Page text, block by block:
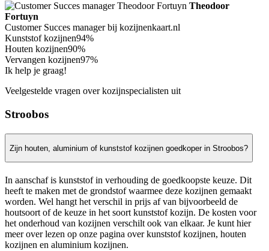
Theodoor
Fortuyn
Customer Succes manager bij kozijnenkaart.nl
Kunststof kozijnen94%
Houten kozijnen90%
Vervangen kozijnen97%
Ik help je graag!
Veelgestelde vragen over kozijnspecialisten uit
Stroobos
Zijn houten, aluminium of kunststof kozijnen goedkoper in Stroobos?
In aanschaf is kunststof in verhouding de goedkoopste keuze. Dit
heeft te maken met de grondstof waarmee deze kozijnen gemaakt
worden. Wel hangt het verschil in prijs af van bijvoorbeeld de
houtsoort of de keuze in het soort kunststof kozijn. De kosten voor
het onderhoud van kozijnen verschilt ook van elkaar. Je kunt hier
meer over lezen op onze pagina over kunststof kozijnen, houten
kozijnen en aluminium kozijnen.